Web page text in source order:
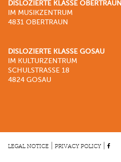
DISLOZIERTE KLASSE OBERTRAUN
IM MUSIKZENTRUM
4831 OBERTRAUN
DISLOZIERTE KLASSE GOSAU
IM KULTURZENTRUM
SCHULSTRASSE 18
4824 GOSAU
LEGAL NOTICE PRIVACY POLICY